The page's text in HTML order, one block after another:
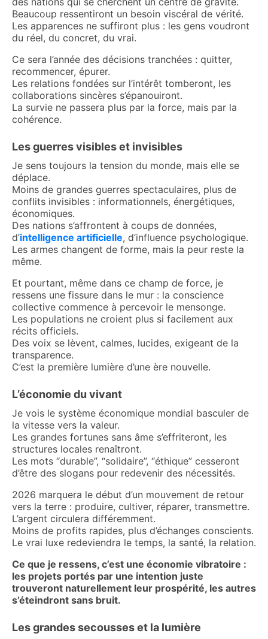
Beaucoup ressentiront un besoin viscéral de vérité.
Les apparences ne suffiront plus : les gens voudront
du réel, du concret, du vrai.
Ce sera l’année des décisions tranchées : quitter,
recommencer, épurer.
Les relations fondées sur l’intérêt tomberont, les
collaborations sincères s’épanouiront.
La survie ne passera plus par la force, mais par la
cohérence.
Les guerres visibles et invisibles
Je sens toujours la tension du monde, mais elle se
déplace.
Moins de grandes guerres spectaculaires, plus de
conflits invisibles : informationnels, énergétiques,
économiques.
Des nations s’affrontent à coups de données,
d’intelligence artificielle, d’influence psychologique.
Les armes changent de forme, mais la peur reste la
même.
Et pourtant, même dans ce champ de force, je
ressens une fissure dans le mur : la conscience
collective commence à percevoir le mensonge.
Les populations ne croient plus si facilement aux
récits officiels.
Des voix se lèvent, calmes, lucides, exigeant de la
transparence.
C’est la première lumière d’une ère nouvelle.
L’économie du vivant
Je vois le système économique mondial basculer de
la vitesse vers la valeur.
Les grandes fortunes sans âme s’effriteront, les
structures locales renaîtront.
Les mots “durable”, “solidaire”, “éthique” cesseront
d’être des slogans pour redevenir des nécessités.
2026 marquera le début d’un mouvement de retour
vers la terre : produire, cultiver, réparer, transmettre.
L’argent circulera différemment.
Moins de profits rapides, plus d’échanges conscients.
Le vrai luxe redeviendra le temps, la santé, la relation.
Ce que je ressens, c’est une économie vibratoire :
les projets portés par une intention juste
trouveront naturellement leur prospérité, les autres
s’éteindront sans bruit.
Les grandes secousses et la lumière